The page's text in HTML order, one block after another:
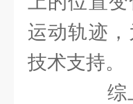
运动轨迹
技术支持。
综上